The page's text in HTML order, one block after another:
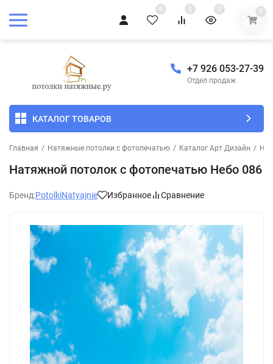
0 0 0 0
+7 926 053-27-39
Отдел продаж
КАТАЛОГ ТОВАРОВ
Главная / Натяжные потолки с фотопечатью / Каталог Арт Дизайн /
Натяжной потолок с фотопечатью Небо 086
Бренд:PotolkiNatyajnie Избранное Сравнение